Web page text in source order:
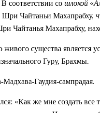
соответствии со шлокой «
Шри Чайтаньи
Чайтанья Махапрабху,
существа
Гуру, Брахмы.
Мадхава-Гаудия-сампрадая.
«Как же мне создать